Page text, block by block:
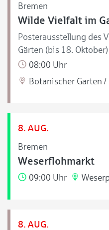
Bremen
Wilde Vielfalt im
Posterausstellung des
Gärten (bis 18. Oktober)
08:00 Uhr
Botanischer Garten
8. AUG.
Bremen
Weserflohmarkt
09:00 Uhr
8. AUG.